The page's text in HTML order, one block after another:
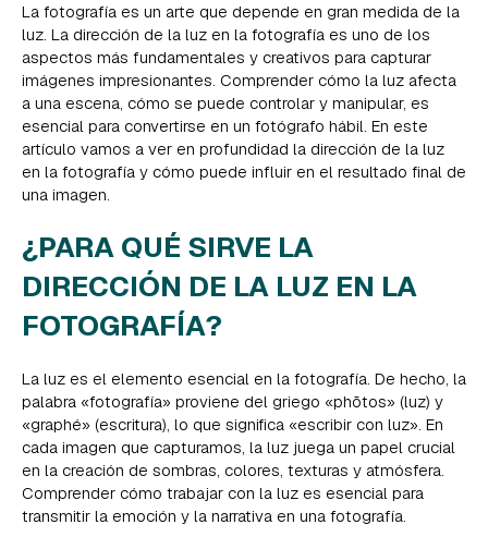
La fotografía es un arte que depende en gran medida de la
luz. La dirección de la luz en la fotografía es uno de los
aspectos más fundamentales y creativos para capturar
imágenes impresionantes. Comprender cómo la luz afecta
a una escena, cómo se puede controlar y manipular, es
esencial para convertirse en un fotógrafo hábil. En este
artículo vamos a ver en profundidad la dirección de la luz
en la fotografía y cómo puede influir en el resultado final de
una imagen.
¿PARA QUÉ SIRVE LA
DIRECCIÓN DE LA LUZ EN LA
FOTOGRAFÍA?
La luz es el elemento esencial en la fotografía. De hecho, la
palabra «fotografía» proviene del griego «phōtos» (luz) y
«graphé» (escritura), lo que significa «escribir con luz». En
cada imagen que capturamos, la luz juega un papel crucial
en la creación de sombras, colores, texturas y atmósfera.
Comprender cómo trabajar con la luz es esencial para
transmitir la emoción y la narrativa en una fotografía.